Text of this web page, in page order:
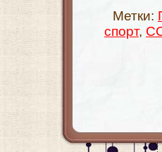
Метки:
спорт,